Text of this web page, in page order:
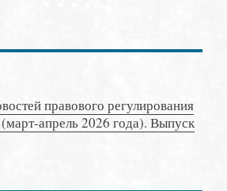
правового регулирования
(март-апрель 2026 года). Выпуск